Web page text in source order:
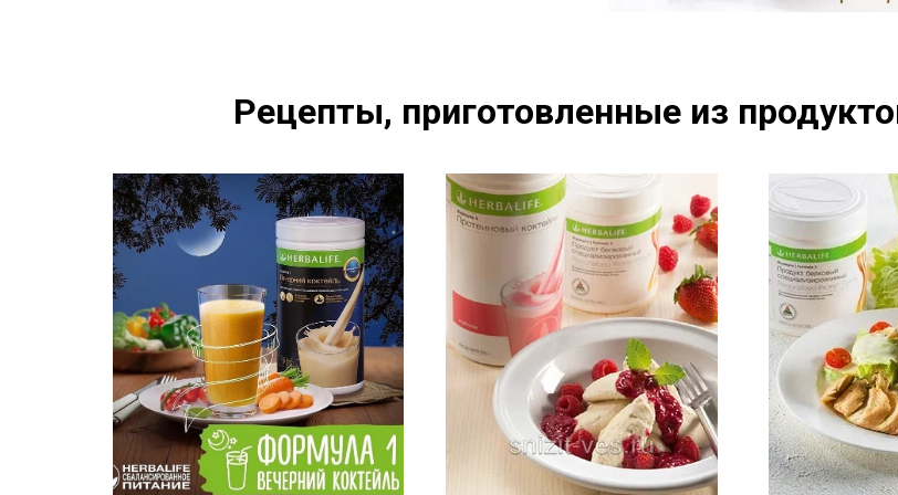
Рецепты, приготовленные из